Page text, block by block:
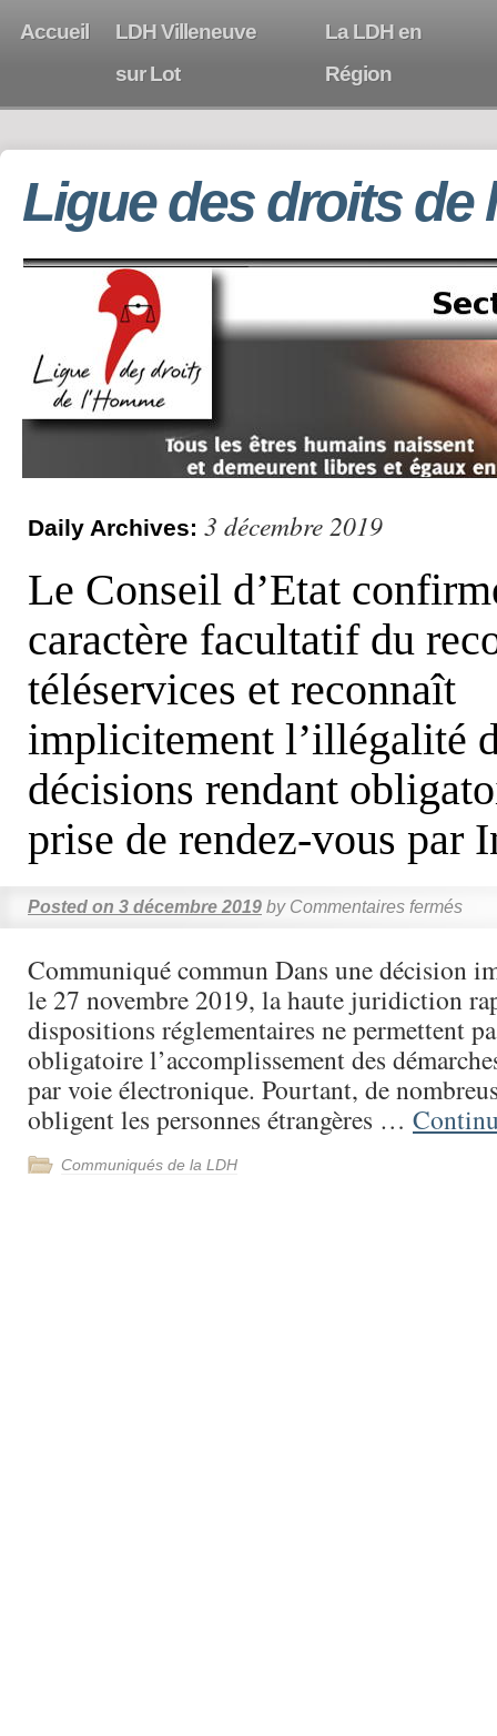
Accueil
LDH Villeneuve
sur Lot
La LDH en
Région
Ligue des droits de
Daily Archives: 3 décembre 2019
Le Conseil d’Etat
caractère facultatif du
téléservices et reconnaît
implicitement l’illégalité
décisions rendant
prise de rendez-vous par
Posted on 3 décembre 2019 by Commentaires fermés
Communiqué commun Dans une décision
le 27 novembre 2019, la haute juridiction
dispositions réglementaires ne permettent
obligatoire l’accomplissement des
par voie électronique. Pourtant, de
obligent les personnes étrangères …
Communiqués de la LDH